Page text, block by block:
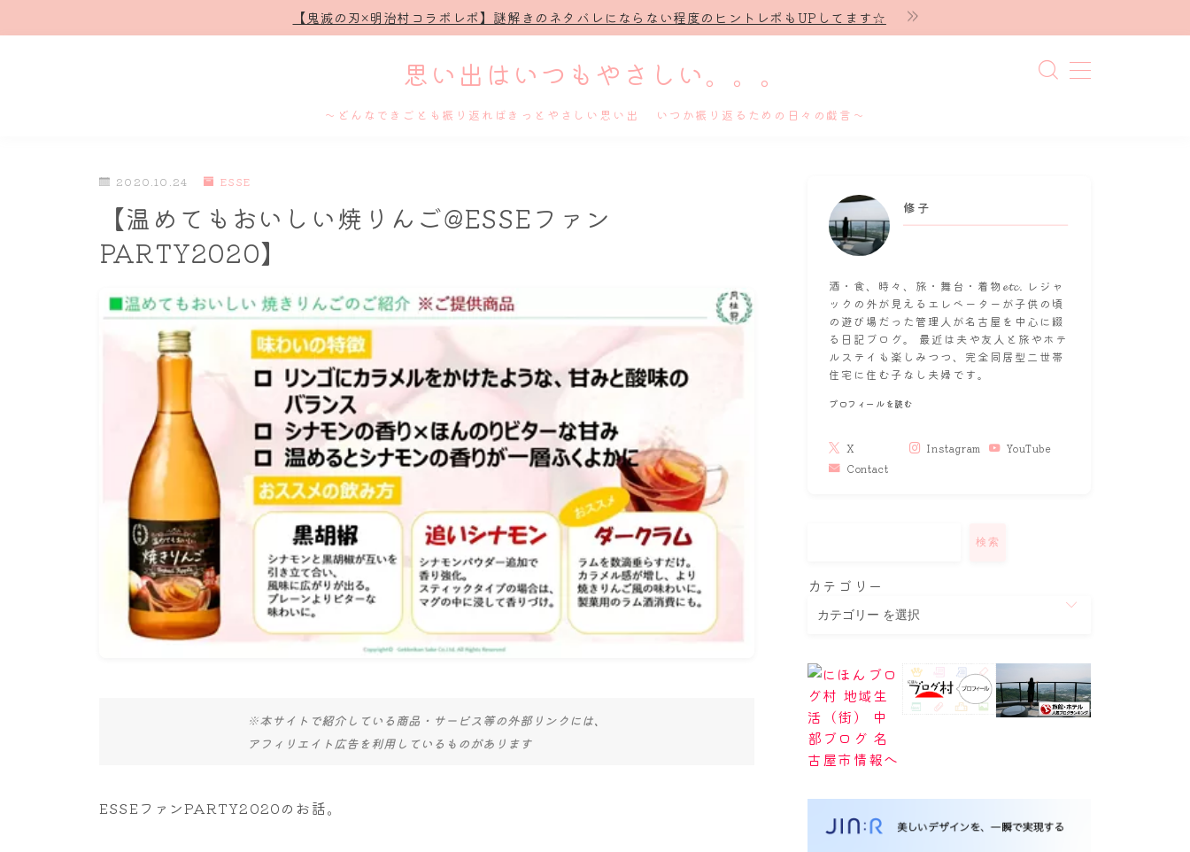
【鬼滅の刃×明治村コラボレポ】謎解きのネタバレにならない程度のヒントレポもUPしてます☆
思い出はいつもやさしい。。。
～どんなできごとも振り返ればきっとやさしい思い出 いつか振り返るための日々の戯言～
プロフィール
舞台・ライブ
名古屋
2020.10.24 ESSE
【温めてもおいしい焼りんご@ESSEファン
PARTY2020】
※本サイトで紹介している商品・サービス等の外部リンクには、
アフィリエイト広告を利用しているものがあります
ESSEファンPARTY2020のお話。
修子
酒・食、時々、旅・舞台・着物𝓮𝓽𝓬. レジャ
ックの外が見えるエレベーターが子供の頃
の遊び場だった管理人が名古屋を中心に綴
る日記ブログ。 最近は夫や友人と旅やホテ
ルステイも楽しみつつ、完全同居型二世帯
住宅に住む子なし夫婦です。
プロフィールを読む
X Instagram
YouTube
Contact
検索
カテゴリー